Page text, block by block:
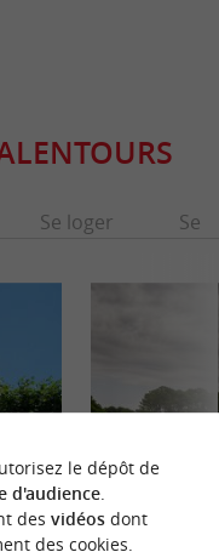
Se loger Se
le dépôt de
d'audience.
des vidéosdont
des cookies.